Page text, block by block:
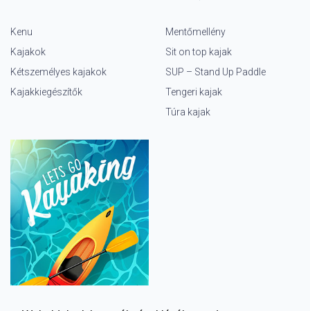
Kenu
Kajakok
Kétszemélyes kajakok
Kajakkiegészítők
Mentőmellény
Sit on top kajak
SUP – Stand Up Paddle
Tengeri kajak
Túra kajak